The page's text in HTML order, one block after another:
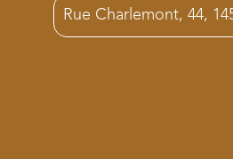
Rue Charlemont, 44,